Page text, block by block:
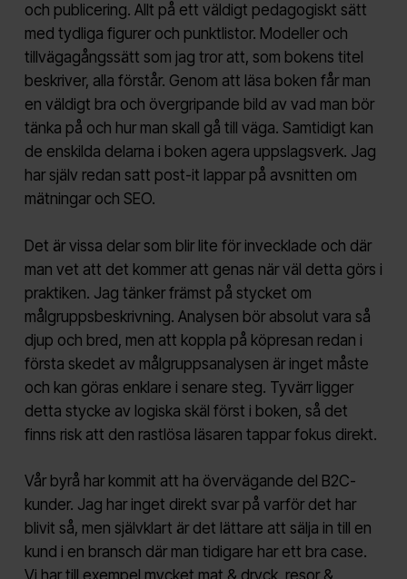
och publicering. Allt på ett väldigt pedagogiskt sätt
med tydliga figurer och punktlistor. Modeller och
tillvägagångssätt som jag tror att, som bokens titel
beskriver, alla förstår. Genom att läsa boken får man
en väldigt bra och övergripande bild av vad man bör
tänka på och hur man skall gå till väga. Samtidigt kan
de enskilda delarna i boken agera uppslagsverk. Jag
har själv redan satt post-it lappar på avsnitten om
mätningar och SEO.
Det är vissa delar som blir lite för invecklade och där
man vet att det kommer att genas när väl detta görs i
praktiken. Jag tänker främst på stycket om
målgruppsbeskrivning. Analysen bör absolut vara så
djup och bred, men att koppla på köpresan redan i
första skedet av målgruppsanalysen är inget måste
och kan göras enklare i senare steg. Tyvärr ligger
detta stycke av logiska skäl först i boken, så det
finns risk att den rastlösa läsaren tappar fokus direkt.
Vår byrå har kommit att ha övervägande del B2C-
kunder. Jag har inget direkt svar på varför det har
blivit så, men självklart är det lättare att sälja in till en
kund i en bransch där man tidigare har ett bra case.